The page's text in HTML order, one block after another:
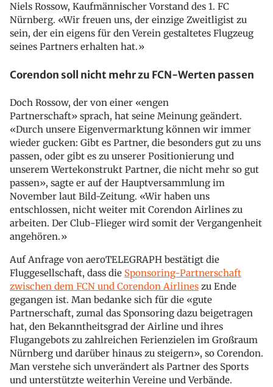
Niels Rossow, Kaufmännischer Vorstand des 1. FC
Nürnberg. «Wir freuen uns, der einzige Zweitligist zu
sein, der ein eigens für den Verein gestaltetes Flugzeug
seines Partners erhalten hat.»
Corendon soll nicht mehr zu FCN-Werten passen
Doch Rossow, der von einer «engen
Partnerschaft» sprach, hat seine Meinung geändert.
«Durch unsere Eigenvermarktung können wir immer
wieder gucken: Gibt es Partner, die besonders gut zu uns
passen, oder gibt es zu unserer Positionierung und
unserem Wertekonstrukt Partner, die nicht mehr so gut
passen», sagte er auf der Hauptversammlung im
November laut Bild-Zeitung. «Wir haben uns
entschlossen, nicht weiter mit Corendon Airlines zu
arbeiten. Der Club-Flieger wird somit der Vergangenheit
angehören.»
Auf Anfrage von aeroTELEGRAPH bestätigt die
Fluggesellschaft, dass die Sponsoring-Partnerschaft
zwischen dem FCN und Corendon Airlines zu Ende
gegangen ist. Man bedanke sich für die «gute
Partnerschaft, zumal das Sponsoring dazu beigetragen
hat, den Bekanntheitsgrad der Airline und ihres
Flugangebots zu zahlreichen Ferienzielen im Großraum
Nürnberg und darüber hinaus zu steigern», so Corendon.
Man verstehe sich unverändert als Partner des Sports
und unterstützte weiterhin Vereine und Verbände.